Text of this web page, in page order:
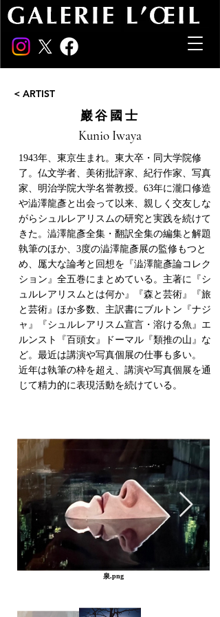
< ARTIST
巖谷國士
Kunio Iwaya
1943年、東京生まれ。東大卒・同大学院修
了。仏文学者、美術批評家、紀行作家、写真
家、明治学院大学名誉教授。63年に瀧口修造
や澁澤龍彥と出会って以来、親しく交友しな
がらシュルレアリスムの研究と実践を続けて
きた。澁澤龍彥全集・翻訳全集の編集と解題
執筆のほか、3度の澁澤龍彥展の監修もつと
め、厖大な論考と回想を『澁澤龍彥論コレク
ション』全五巻にまとめている。主著に『シ
ュルレアリスムとは何か』『森と芸術』『旅
と芸術』ほか多数、主訳書にブルトン『ナジ
ャ』『シュルレアリスム宣言・溶ける魚』エ
ルンスト『百頭女』ドーマル『類推の山』な
ど。最近は講演や写真個展の仕事も多い。
近年は執筆の枠を超え、講演や写真個展を通
じて精力的に表現活動を続けている。
泉.png